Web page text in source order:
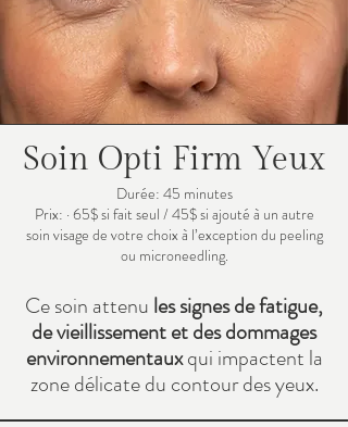
Soin Opti Firm Yeux
Durée: 45 minutes
Prix: · 65$ si fait seul / 45$ si ajouté à un autre
soin visage de votre choix à l’exception du peeling
ou microneedling.
Ce soin attenu les signes de fatigue,
de vieillissement et des dommages
environnementauxqui impactent la
zone délicate du contour des yeux.